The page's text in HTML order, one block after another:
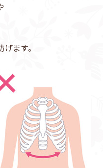
ます。